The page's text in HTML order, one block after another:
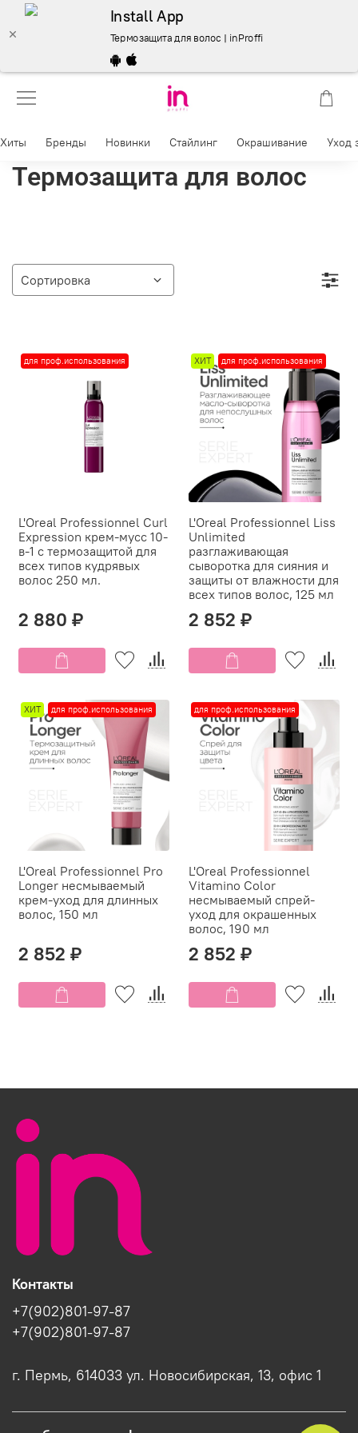
Install App
Термозащита для волос | inProffi
Хиты Бренды Новинки Стайлинг Окрашивание Уход
Термозащита для волос
для проф.использования
L'Oreal Professionnel Curl
Expression крем-мусс 10-
в-1 с термозащитой для
всех типов кудрявых
волос 250 мл.
2 880 ₽
ХИТ для проф.использования
L'Oreal Professionnel Liss
Unlimited
разглаживающая
сыворотка для сияния и
защиты от влажности для
всех типов волос, 125 мл
2 852 ₽
ХИТ для проф.использования
L'Oreal Professionnel Pro
Longer несмываемый
крем-уход для длинных
волос, 150 мл
2 852 ₽
для проф.использования
L'Oreal Professionnel
Vitamino Color
несмываемый спрей-
уход для окрашенных
волос, 190 мл
2 852 ₽
Контакты
+7(902)801-97-87
+7(902)801-97-87
г. Пермь, 614033 ул. Новосибирская, 13, офис 1